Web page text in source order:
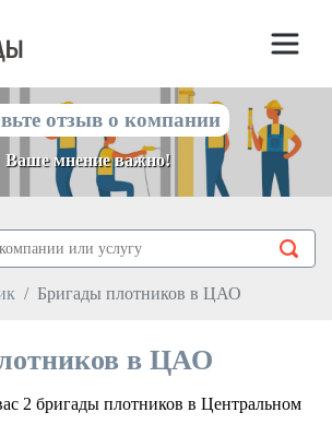
отзыв о компании
Ваше мнение важно!
Бригады плотников в ЦАО
в ЦАО
2 бригады плотников в Центральном